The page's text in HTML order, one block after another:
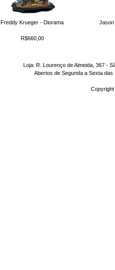
Freddy Krueger - Diorama
R$660,00
Jason
Loja: R. Lourenço de Almeida, 367 -
Abertos de Segunda a Sexta